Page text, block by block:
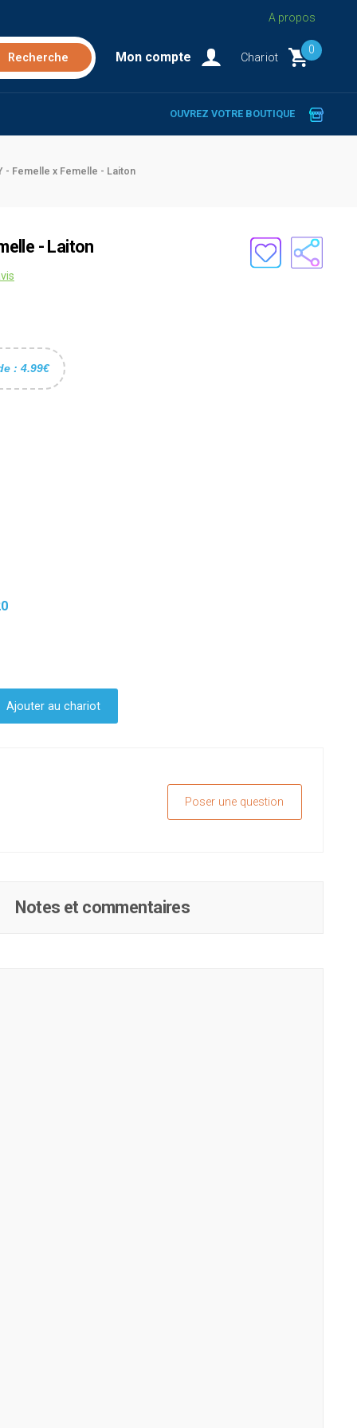
A propos
Mon compte Chariot
0
OUVREZ VOTRE BOUTIQUE
- Femelle x Femelle - Laiton
- Laiton
: 4.99€
Ajouter au chariot
Poser une question
Notes et commentaires